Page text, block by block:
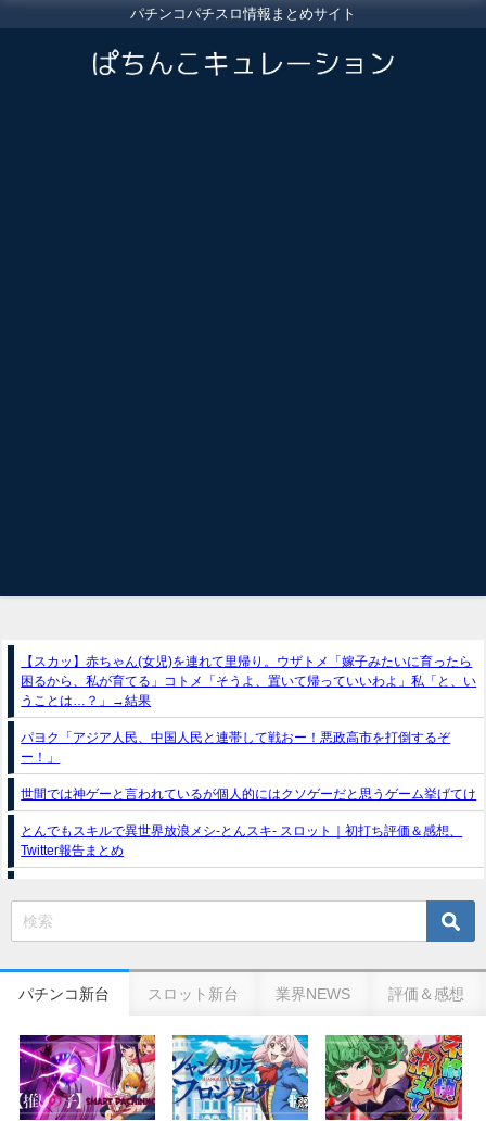
パチンコパチスロ情報まとめサイト
【スカッ】赤ちゃん(女児)を連れて里帰り。ウザトメ「嫁子みたいに育ったら
困るから、私が育てる」コトメ「そうよ、置いて帰っていいわよ」私「と、い
うことは…？」→結果
パヨク「アジア人民、中国人民と連帯して戦おー！悪政高市を打倒するぞ
ー！」
世間では神ゲーと言われているが個人的にはクソゲーだと思うゲーム挙げてけ
とんでもスキルで異世界放浪メシ-とんスキ- スロット｜初打ち評価＆感想、
Twitter報告まとめ
e獣王-獅子の一撃-｜スペック・攻略情報
の幸せ空間、好感触のフェアスタート、原作愛溢れる演出に感動 etc…
日遊協、ファン調査2025を発表｜使用金額中央値「1万円-3万円/1回」「遊技
歴20年以上が50％以上」等々…
パチンコ新台 スロット新台 業界NEWS 評価＆感想